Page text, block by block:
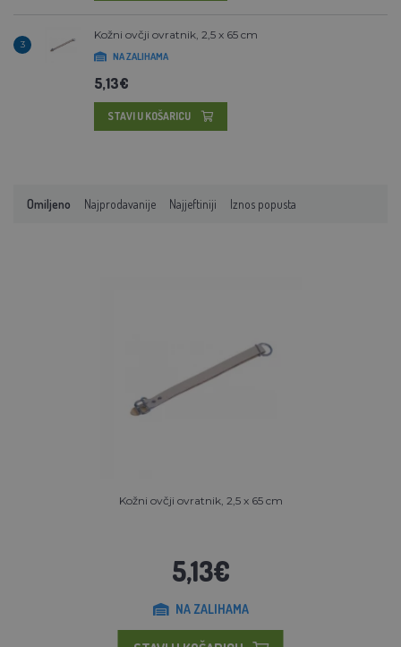
3
Kožni ovčji ovratnik, 2,5 x 65 cm
NA ZALIHAMA
5,13€
STAVI U KOŠARICU
Omiljeno Najprodavanije Najjeftiniji Iznos popusta
Kožni ovčji ovratnik, 2,5 x 65 cm
5,13€
NA ZALIHAMA